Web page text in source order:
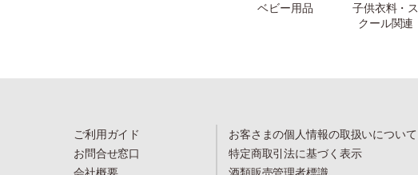
ベビー用品
子供衣料・ス
クール関連
ご利用ガイド
お問合せ窓口
お客さまの個人情報の取扱いについて
特定商取引法に基づく表示